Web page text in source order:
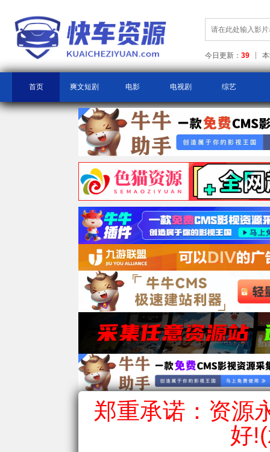
今日更新： 39
首页 爽文短剧 电影 电视剧 综艺
郑重承诺：资源
好